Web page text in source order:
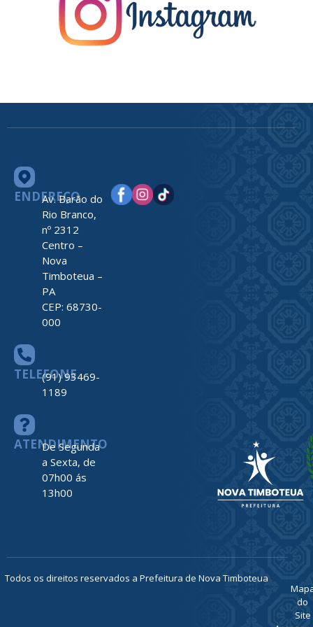
ENDEREÇO
Av. Barão do
Rio Branco,
nº 2312
Centro –
Nova
Timboteua –
PA
CEP: 68730-
000
TELEFONE
(91) 93469-
1189
ATENDIMENTO
De Segunda
a Sexta, de
07h00 ás
13h00
Todos os direitos reservados a Prefeitura de Nova Timboteua
do
Site